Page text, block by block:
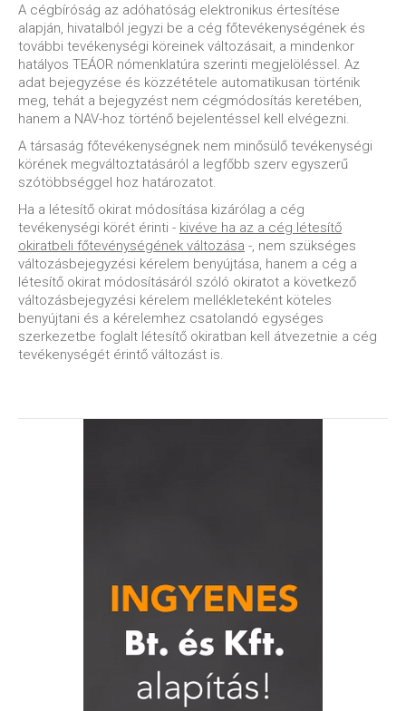
A cégbíróság az adóhatóság elektronikus értesítése
alapján, hivatalból jegyzi be a cég főtevékenységének és
további tevékenységi köreinek változásait, a mindenkor
hatályos TEÁOR nómenklatúra szerinti megjelöléssel. Az
adat bejegyzése és közzététele automatikusan történik
meg, tehát a bejegyzést nem cégmódosítás keretében,
hanem a NAV-hoz történő bejelentéssel kell elvégezni.
A társaság főtevékenységnek nem minősülő tevékenységi
körének megváltoztatásáról a legfőbb szerv egyszerű
szótöbbséggel hoz határozatot.
Ha a létesítő okirat módosítása kizárólag a cég
tevékenységi körét érinti - kivéve ha az a cég létesítő
okiratbeli főtevénységének változása -, nem szükséges
változásbejegyzési kérelem benyújtása, hanem a cég a
létesítő okirat módosításáról szóló okiratot a következő
változásbejegyzési kérelem mellékleteként köteles
benyújtani és a kérelemhez csatolandó egységes
szerkezetbe foglalt létesítő okiratban kell átvezetnie a cég
tevékenységét érintő változást is.